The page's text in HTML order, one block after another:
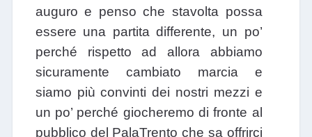
auguro e penso che stavolta possa
essere una partita differente, un po’
perché rispetto ad allora abbiamo
sicuramente cambiato marcia e
siamo più convinti dei nostri mezzi e
un po’ perché giocheremo di fronte al
pubblico del PalaTrento che sa offrirci